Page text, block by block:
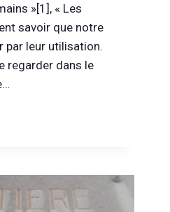
»[1], « Les
savoir que notre
par leur utilisation.
regarder dans le